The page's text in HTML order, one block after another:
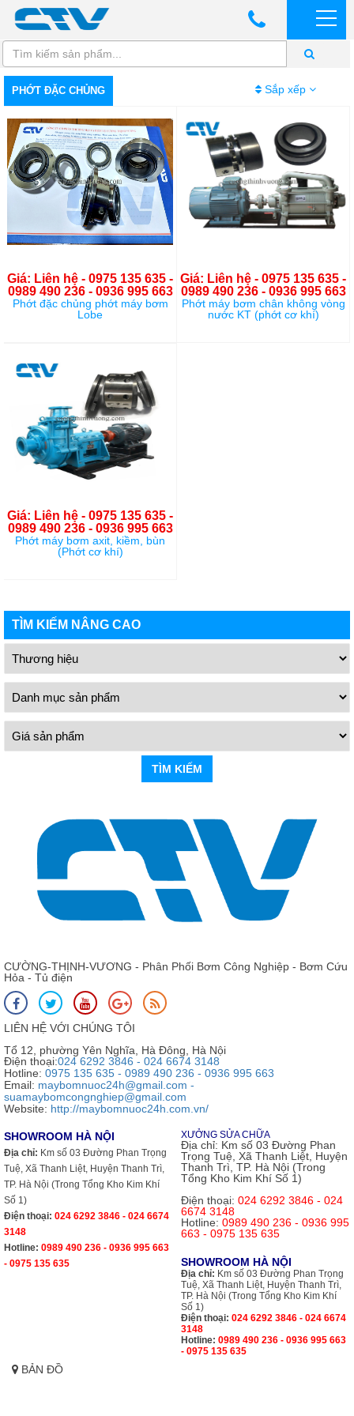
PHỚT ĐẶC CHỦNG Sắp xếp
Giá: Liên hệ - 0975 135 635 -
0989 490 236 - 0936 995 663
Phớt đặc chủng phớt máy bơm
Lobe
Giá: Liên hệ - 0975 135 635 -
0989 490 236 - 0936 995 663
Phớt máy bơm chân không vòng
nước KT (phớt cơ khí)
Giá: Liên hệ - 0975 135 635 -
0989 490 236 - 0936 995 663
Phớt máy bơm axit, kiềm, bùn
(Phớt cơ khí)
TÌM KIẾM NÂNG CAO
TÌM KIẾM
CƯỜNG-THỊNH-VƯƠNG - Phân Phối Bơm Công Nghiệp - Bơm Cứu
Hỏa - Tủ điện
LIÊN HỆ VỚI CHÚNG TÔI
Tổ 12, phường Yên Nghĩa, Hà Đông, Hà Nội
Điện thoại:024 6292 3846 - 024 6674 3148
Hotline: 0975 135 635 - 0989 490 236 - 0936 995 663
Email: maybomnuoc24h@gmail.com -
suamaybomcongnghiep@gmail.com
Website: http://maybomnuoc24h.com.vn/
SHOWROOM HÀ NỘI
Địa chỉ: Km số 03 Đường Phan Trọng
Tuệ, Xã Thanh Liệt, Huyện Thanh Trì,
TP. Hà Nội (Trong Tổng Kho Kim Khí
Số 1)
Điện thoại: 024 6292 3846 - 024 6674
3148
Hotline: 0989 490 236 - 0936 995 663
- 0975 135 635
XƯỞNG SỬA CHỮA
Địa chỉ: Km số 03 Đường Phan
Trọng Tuệ, Xã Thanh Liệt, Huyện
Thanh Trì, TP. Hà Nội (Trong
Tổng Kho Kim Khí Số 1)
Điện thoại: 024 6292 3846 - 024
6674 3148
Hotline: 0989 490 236 - 0936 995
663 - 0975 135 635
SHOWROOM HÀ NỘI
Địa chỉ: Km số 03 Đường Phan Trọng
Tuệ, Xã Thanh Liệt, Huyện Thanh Trì,
TP. Hà Nội (Trong Tổng Kho Kim Khí
Số 1)
Điện thoại: 024 6292 3846 - 024 6674
3148
Hotline: 0989 490 236 - 0936 995 663
- 0975 135 635
BẢN ĐỒ